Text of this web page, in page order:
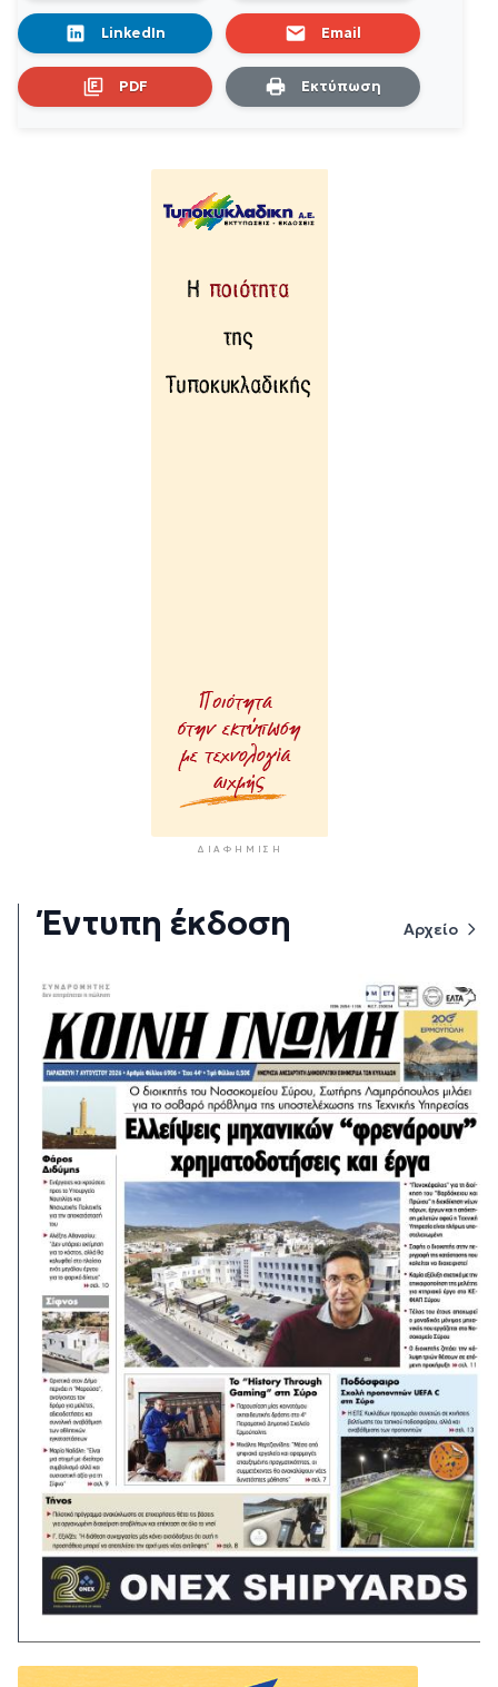
LinkedIn Email
PDF Εκτύπωση
ΔΙΑΦΉΜΙΣΗ
Έντυπη έκδοση Αρχείο